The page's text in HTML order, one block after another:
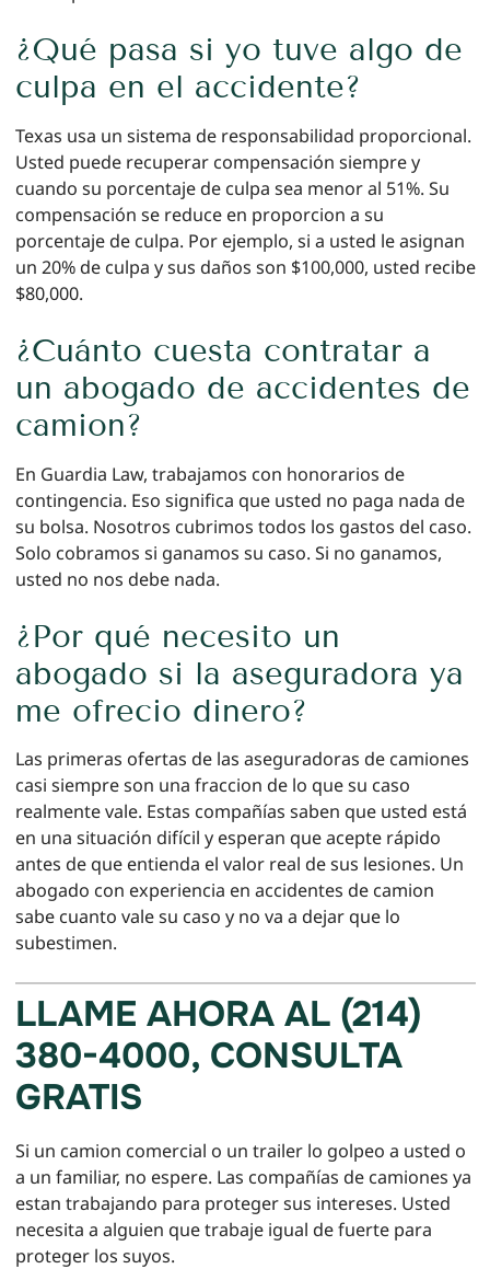
¿Qué pasa si yo tuve algo de
culpa en el accidente?
Texas usa un sistema de responsabilidad proporcional.
Usted puede recuperar compensación siempre y
cuando su porcentaje de culpa sea menor al 51%. Su
compensación se reduce en proporcion a su
porcentaje de culpa. Por ejemplo, si a usted le asignan
un 20% de culpa y sus daños son $100,000, usted recibe
$80,000.
¿Cuánto cuesta contratar a
un abogado de accidentes de
camion?
En Guardia Law, trabajamos con honorarios de
contingencia. Eso significa que usted no paga nada de
su bolsa. Nosotros cubrimos todos los gastos del caso.
Solo cobramos si ganamos su caso. Si no ganamos,
usted no nos debe nada.
¿Por qué necesito un
abogado si la aseguradora ya
me ofrecio dinero?
Las primeras ofertas de las aseguradoras de camiones
casi siempre son una fraccion de lo que su caso
realmente vale. Estas compañías saben que usted está
en una situación difícil y esperan que acepte rápido
antes de que entienda el valor real de sus lesiones. Un
abogado con experiencia en accidentes de camion
sabe cuanto vale su caso y no va a dejar que lo
subestimen.
LLAME AHORA AL (214)
380-4000, CONSULTA
GRATIS
Si un camion comercial o un trailer lo golpeo a usted o
a un familiar, no espere. Las compañías de camiones ya
estan trabajando para proteger sus intereses. Usted
necesita a alguien que trabaje igual de fuerte para
proteger los suyos.